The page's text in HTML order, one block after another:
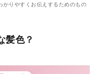
かりやすくお伝えするためのもの
髪色？